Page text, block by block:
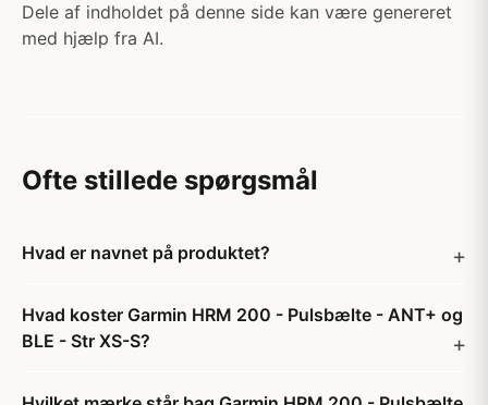
Dele af indholdet på denne side kan være genereret
med hjælp fra AI.
Ofte stillede spørgsmål
Hvad er navnet på produktet?
Hvad koster Garmin HRM 200 - Pulsbælte - ANT+ og
BLE - Str XS-S?